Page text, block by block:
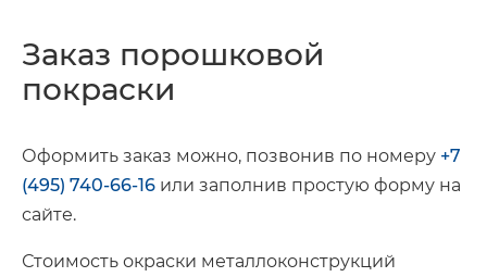
Заказ порошковой
покраски
Оформить заказ можно, позвонив по номеру +7
(495) 740-66-16 или заполнив простую форму на
сайте.
Стоимость окраски металлоконструкций